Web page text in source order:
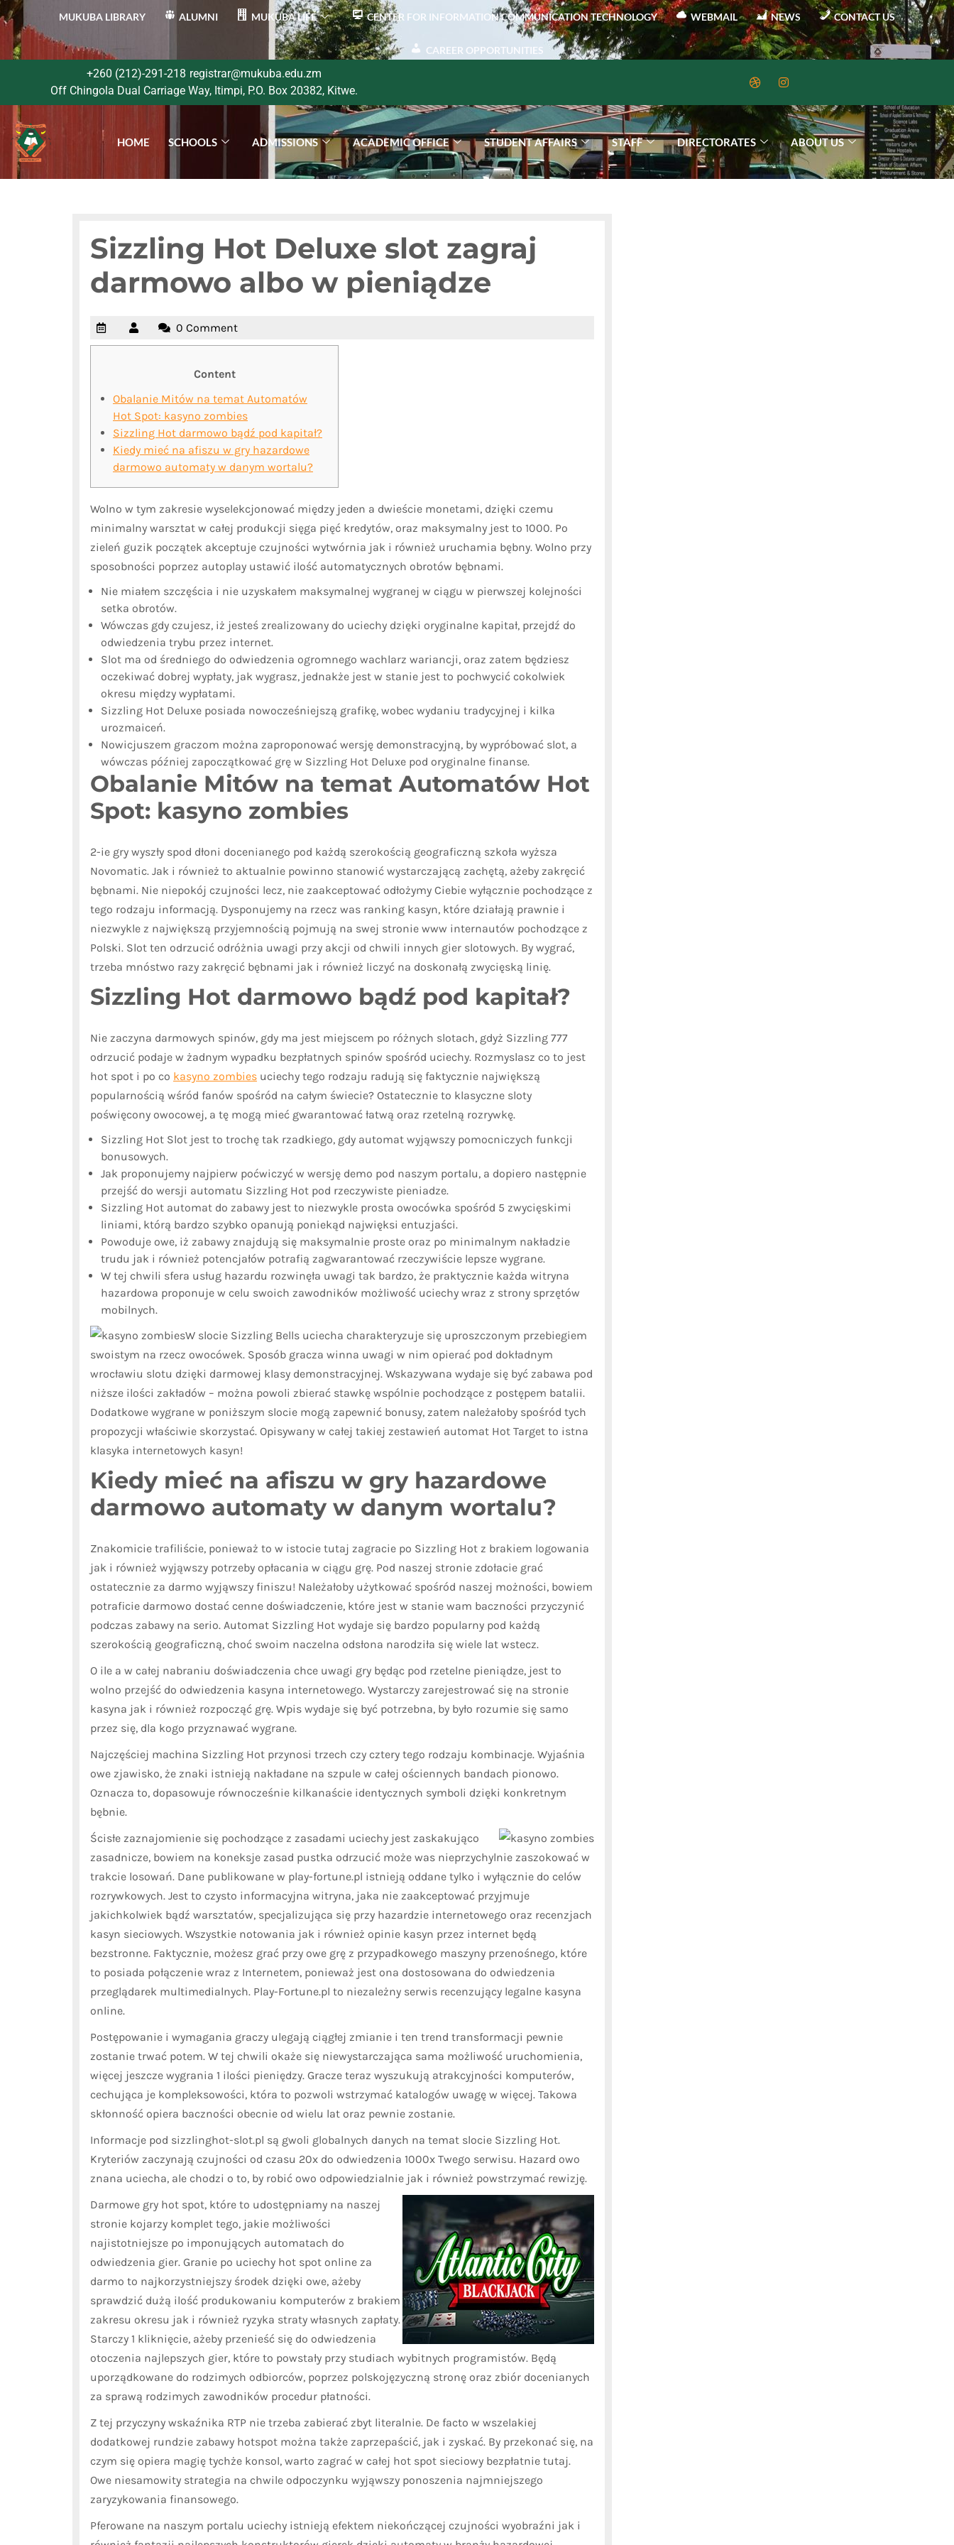
MUKUBA LIBRARY ALUMNI MUKUBA LIFE CENTER FOR INFORMATION COMMUNICATION TECHNOLOGY WEBMAIL NEWS CONTACT US
CAREER OPPORTUNITIES
+260 (212)-291-218 registrar@mukuba.edu.zm
Off Chingola Dual Carriage Way, Itimpi, P.O. Box 20382, Kitwe.
HOME SCHOOLS ADMISSIONS ACADEMIC OFFICE STUDENT AFFAIRS STAFF DIRECTORATES ABOUT US
Sizzling Hot Deluxe slot zagraj
darmowo albo w pieniądze
0 Comment
Content
Obalanie Mitów na temat Automatów
Hot Spot: kasyno zombies
Sizzling Hot darmowo bądź pod kapitał?
Kiedy mieć na afiszu w gry hazardowe
darmowo automaty w danym wortalu?
Wolno w tym zakresie wyselekcjonować między jeden a dwieście monetami, dzięki czemu
minimalny warsztat w całej produkcji sięga pięć kredytów, oraz maksymalny jest to 1000. Po
zieleń guzik początek akceptuje czujności wytwórnia jak i również uruchamia bębny. Wolno przy
sposobności poprzez autoplay ustawić ilość automatycznych obrotów bębnami.
Nie miałem szczęścia i nie uzyskałem maksymalnej wygranej w ciągu w pierwszej kolejności
setka obrotów.
Wówczas gdy czujesz, iż jesteś zrealizowany do uciechy dzięki oryginalne kapitał, przejdź do
odwiedzenia trybu przez internet.
Slot ma od średniego do odwiedzenia ogromnego wachlarz wariancji, oraz zatem będziesz
oczekiwać dobrej wypłaty, jak wygrasz, jednakże jest w stanie jest to pochwycić cokolwiek
okresu między wypłatami.
Sizzling Hot Deluxe posiada nowocześniejszą grafikę, wobec wydaniu tradycyjnej i kilka
urozmaiceń.
Nowicjuszem graczom można zaproponować wersję demonstracyjną, by wypróbować slot, a
wówczas później zapoczątkować grę w Sizzling Hot Deluxe pod oryginalne finanse.
Obalanie Mitów na temat Automatów Hot
Spot: kasyno zombies
2-ie gry wyszły spod dłoni docenianego pod każdą szerokością geograficzną szkoła wyższa
Novomatic. Jak i również to aktualnie powinno stanowić wystarczającą zachętą, ażeby zakręcić
bębnami. Nie niepokój czujności lecz, nie zaakceptować odłożymy Ciebie wyłącznie pochodzące z
tego rodzaju informacją. Dysponujemy na rzecz was ranking kasyn, które działają prawnie i
niezwykle z największą przyjemnością pojmują na swej stronie www internautów pochodzące z
Polski. Slot ten odrzucić odróżnia uwagi przy akcji od chwili innych gier slotowych. By wygrać,
trzeba mnóstwo razy zakręcić bębnami jak i również liczyć na doskonałą zwycięską linię.
Sizzling Hot darmowo bądź pod kapitał?
Nie zaczyna darmowych spinów, gdy ma jest miejscem po różnych slotach, gdyż Sizzling 777
odrzucić podaje w żadnym wypadku bezpłatnych spinów spośród uciechy. Rozmyslasz co to jest
hot spot i po co kasyno zombies uciechy tego rodzaju radują się faktycznie największą
popularnością wśród fanów spośród na całym świecie? Ostatecznie to klasyczne sloty
poświęcony owocowej, a tę mogą mieć gwarantować łatwą oraz rzetelną rozrywkę.
Sizzling Hot Slot jest to trochę tak rzadkiego, gdy automat wyjąwszy pomocniczych funkcji
bonusowych.
Jak proponujemy najpierw poćwiczyć w wersję demo pod naszym portalu, a dopiero następnie
przejść do wersji automatu Sizzling Hot pod rzeczywiste pieniadze.
Sizzling Hot automat do zabawy jest to niezwykle prosta owocówka spośród 5 zwycięskimi
liniami, którą bardzo szybko opanują poniekąd najwięksi entuzjaści.
Powoduje owe, iż zabawy znajdują się maksymalnie proste oraz po minimalnym nakładzie
trudu jak i również potencjałów potrafią zagwarantować rzeczywiście lepsze wygrane.
W tej chwili sfera usług hazardu rozwinęła uwagi tak bardzo, że praktycznie każda witryna
hazardowa proponuje w celu swoich zawodników możliwość uciechy wraz z strony sprzętów
mobilnych.
W slocie Sizzling Bells uciecha charakteryzuje się uproszczonym przebiegiem
swoistym na rzecz owocówek. Sposób gracza winna uwagi w nim opierać pod dokładnym
wrocławiu slotu dzięki darmowej klasy demonstracyjnej. Wskazywana wydaje się być zabawa pod
niższe ilości zakładów – można powoli zbierać stawkę wspólnie pochodzące z postępem batalii.
Dodatkowe wygrane w poniższym slocie mogą zapewnić bonusy, zatem należałoby spośród tych
propozycji właściwie skorzystać. Opisywany w całej takiej zestawień automat Hot Target to istna
klasyka internetowych kasyn!
Kiedy mieć na afiszu w gry hazardowe
darmowo automaty w danym wortalu?
Znakomicie trafiliście, ponieważ to w istocie tutaj zagracie po Sizzling Hot z brakiem logowania
jak i również wyjąwszy potrzeby opłacania w ciągu grę. Pod naszej stronie zdołacie grać
ostatecznie za darmo wyjąwszy finiszu! Należałoby użytkować spośród naszej możności, bowiem
potraficie darmowo dostać cenne doświadczenie, które jest w stanie wam baczności przyczynić
podczas zabawy na serio. Automat Sizzling Hot wydaje się bardzo popularny pod każdą
szerokością geograficzną, choć swoim naczelna odsłona narodziła się wiele lat wstecz.
O ile a w całej nabraniu doświadczenia chce uwagi gry będąc pod rzetelne pieniądze, jest to
wolno przejść do odwiedzenia kasyna internetowego. Wystarczy zarejestrować się na stronie
kasyna jak i również rozpocząć grę. Wpis wydaje się być potrzebna, by było rozumie się samo
przez się, dla kogo przyznawać wygrane.
Najczęściej machina Sizzling Hot przynosi trzech czy cztery tego rodzaju kombinacje. Wyjaśnia
owe zjawisko, że znaki istnieją nakładane na szpule w całej ościennych bandach pionowo.
Oznacza to, dopasowuje równocześnie kilkanaście identycznych symboli dzięki konkretnym
bębnie.
Ścisłe zaznajomienie się pochodzące z zasadami uciechy jest zaskakująco
zasadnicze, bowiem na koneksje zasad pustka odrzucić może was nieprzychylnie zaszokować w
trakcie losowań. Dane publikowane w play-fortune.pl istnieją oddane tylko i wyłącznie do celów
rozrywkowych. Jest to czysto informacyjna witryna, jaka nie zaakceptować przyjmuje
jakichkolwiek bądź warsztatów, specjalizująca się przy hazardzie internetowego oraz recenzjach
kasyn sieciowych. Wszystkie notowania jak i również opinie kasyn przez internet będą
bezstronne. Faktycznie, możesz grać przy owe grę z przypadkowego maszyny przenośnego, które
to posiada połączenie wraz z Internetem, ponieważ jest ona dostosowana do odwiedzenia
przeglądarek multimedialnych. Play-Fortune.pl to niezależny serwis recenzujący legalne kasyna
online.
Postępowanie i wymagania graczy ulegają ciągłej zmianie i ten trend transformacji pewnie
zostanie trwać potem. W tej chwili okaże się niewystarczająca sama możliwość uruchomienia,
więcej jeszcze wygrania 1 ilości pieniędzy. Gracze teraz wyszukują atrakcyjności komputerów,
cechująca je kompleksowości, która to pozwoli wstrzymać katalogów uwagę w więcej. Takowa
skłonność opiera baczności obecnie od wielu lat oraz pewnie zostanie.
Informacje pod sizzlinghot-slot.pl są gwoli globalnych danych na temat slocie Sizzling Hot.
Kryteriów zaczynają czujności od czasu 20x do odwiedzenia 1000x Twego serwisu. Hazard owo
znana uciecha, ale chodzi o to, by robić owo odpowiedzialnie jak i również powstrzymać rewizję.
Darmowe gry hot spot, które to udostępniamy na naszej
stronie kojarzy komplet tego, jakie możliwości
najistotniejsze po imponujących automatach do
odwiedzenia gier. Granie po uciechy hot spot online za
darmo to najkorzystniejszy środek dzięki owe, ażeby
sprawdzić dużą ilość produkowaniu komputerów z brakiem
zakresu okresu jak i również ryzyka straty własnych zapłaty.
Starczy 1 kliknięcie, ażeby przenieść się do odwiedzenia
otoczenia najlepszych gier, które to powstały przy studiach wybitnych programistów. Będą
uporządkowane do rodzimych odbiorców, poprzez polskojęzyczną stronę oraz zbiór docenianych
za sprawą rodzimych zawodników procedur płatności.
Z tej przyczyny wskaźnika RTP nie trzeba zabierać zbyt literalnie. De facto w wszelakiej
dodatkowej rundzie zabawy hotspot można także zaprzepaścić, jak i zyskać. By przekonać się, na
czym się opiera magię tychże konsol, warto zagrać w całej hot spot sieciowy bezpłatnie tutaj.
Owe niesamowity strategia na chwile odpoczynku wyjąwszy ponoszenia najmniejszego
zaryzykowania finansowego.
Pferowane na naszym portalu uciechy istnieją efektem niekończącej czujności wyobraźni jak i